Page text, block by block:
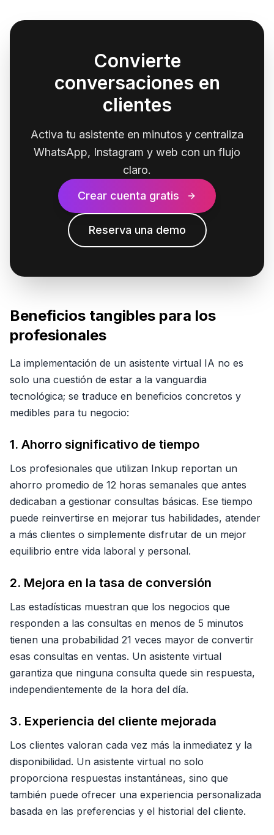
Convierte
conversaciones en
clientes
Activa tu asistente en minutos y centraliza
WhatsApp, Instagram y web con un flujo
claro.
Crear cuenta gratis
Reserva una demo
Beneficios tangibles para los
profesionales
La implementación de un asistente virtual IA no es
solo una cuestión de estar a la vanguardia
tecnológica; se traduce en beneficios concretos y
medibles para tu negocio:
1. Ahorro significativo de tiempo
Los profesionales que utilizan Inkup reportan un
ahorro promedio de 12 horas semanales que antes
dedicaban a gestionar consultas básicas. Ese tiempo
puede reinvertirse en mejorar tus habilidades, atender
a más clientes o simplemente disfrutar de un mejor
equilibrio entre vida laboral y personal.
2. Mejora en la tasa de conversión
Las estadísticas muestran que los negocios que
responden a las consultas en menos de 5 minutos
tienen una probabilidad 21 veces mayor de convertir
esas consultas en ventas. Un asistente virtual
garantiza que ninguna consulta quede sin respuesta,
independientemente de la hora del día.
3. Experiencia del cliente mejorada
Los clientes valoran cada vez más la inmediatez y la
disponibilidad. Un asistente virtual no solo
proporciona respuestas instantáneas, sino que
también puede ofrecer una experiencia personalizada
basada en las preferencias y el historial del cliente.